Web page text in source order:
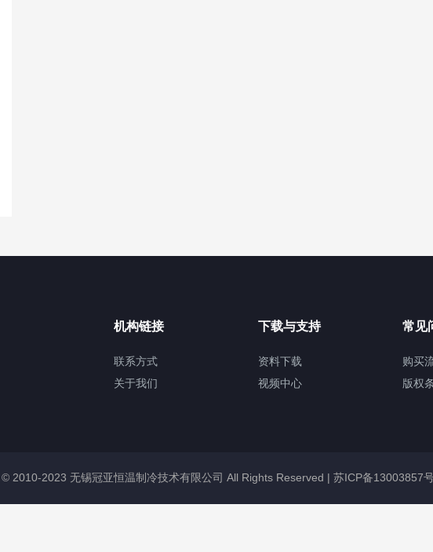
机构链接
联系方式
关于我们
下载与支持
资料下载
视频中心
常见
购买
版权
2010-2023 无锡冠亚恒温制冷技术有限公司 All Rights Reserved | 苏ICP备13003857